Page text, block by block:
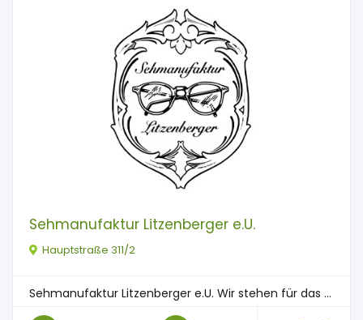
Sehmanufaktur Litzenberger e.U.
Hauptstraße 311/2
Sehmanufaktur Litzenberger e.U. Wir stehen für das ...